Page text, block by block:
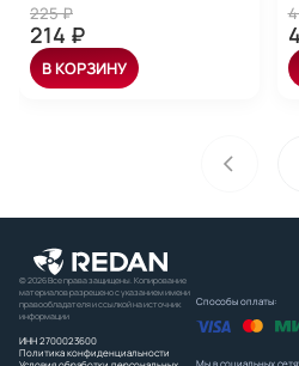
225 ₽
214 ₽
В КОРЗИНУ
© 2026 Все права защищены. Копирование
материалов разрешено с указанием имени
правообладателя и ссылкой на источник
информации
ИНН 2700023600
Политика конфиденциальности
Способы оплаты:
Мы в социальных